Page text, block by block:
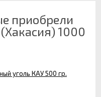
приобрели
1000
уголь КАУ 500 гр.